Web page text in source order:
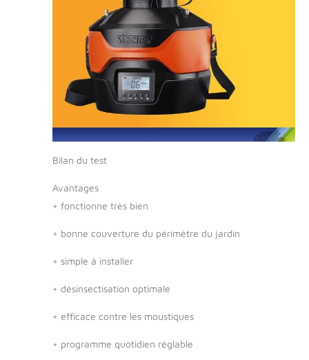
Bilan du test
Avantages
+ fonctionne très bien
+ bonne couverture du périmètre du jardin
+ simple à installer
+ désinsectisation optimale
+ efficace contre les moustiques
+ programme quotidien réglable